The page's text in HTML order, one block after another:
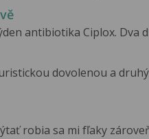
antibiotika Ciplox. Dva
dovolenou a
robia sa mi fľaky